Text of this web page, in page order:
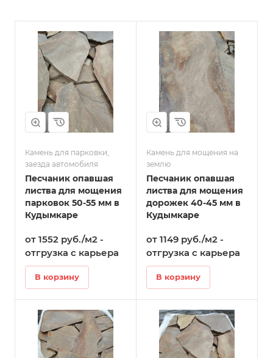
Камень для парковки,
заезда автомобиля
Песчаник опавшая
листва для мощения
парковок 50-55 мм в
Кудымкаре
от 1552 руб./м2 -
отгрузка с карьера
В корзину
Камень для мощения на
землю
Песчаник опавшая
листва для мощения
дорожек 40-45 мм в
Кудымкаре
от 1149 руб./м2 -
отгрузка с карьера
В корзину